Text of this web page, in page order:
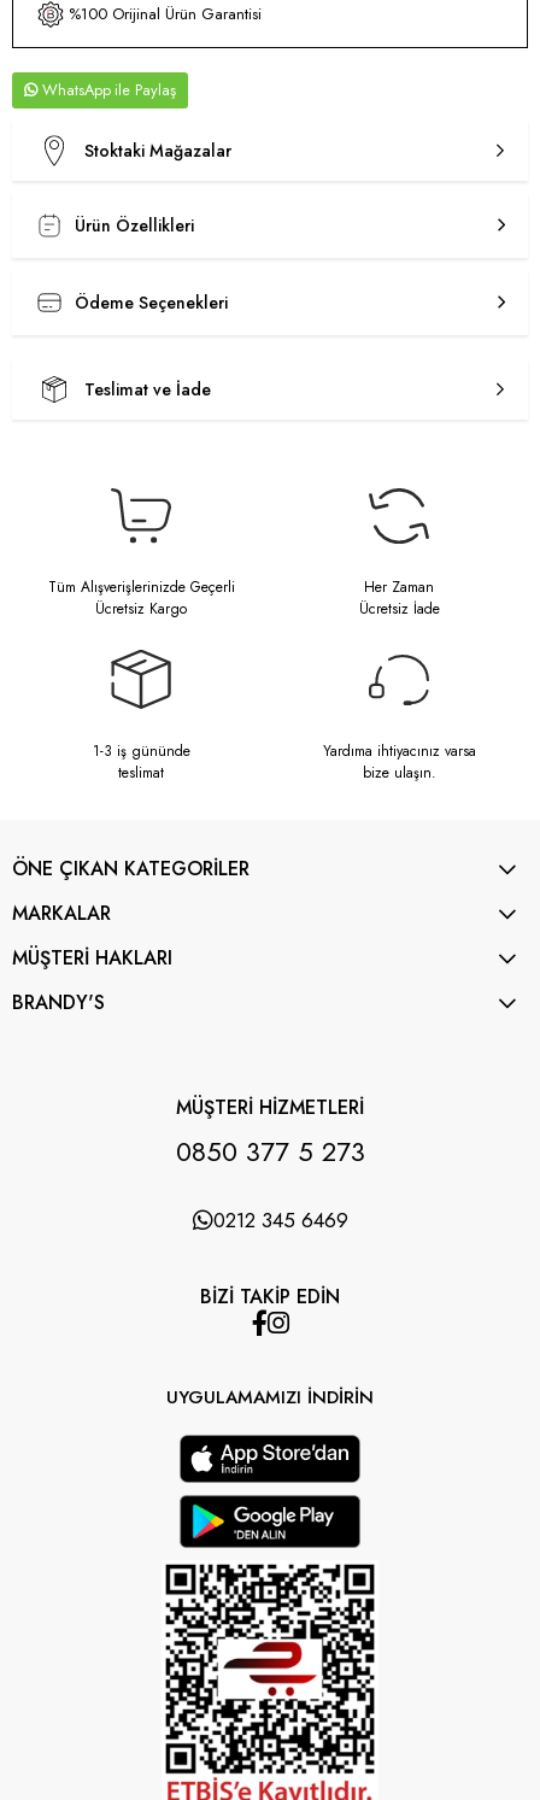
%100 Orijinal Ürün Garantisi
WhatsApp
Stoktaki Mağazalar
Ürün Özellikleri
Ödeme Seçenekleri
Teslimat ve İade
Tüm Alışverişlerinizde Geçerli
Ücretsiz Kargo
Her Zaman
Ücretsiz İade
1-3 iş gününde
teslimat
Yardıma ihtiyacınız varsa
bize ulaşın.
ÖNE ÇIKAN KATEGORİLER
MARKALAR
MÜŞTERİ HAKLARI
BRANDY'S
MÜŞTERİ HİZMETLERİ
0850 377 5 273
0212 345 6469
BİZİ TAKİP EDİN
UYGULAMAMIZI İNDİRİN